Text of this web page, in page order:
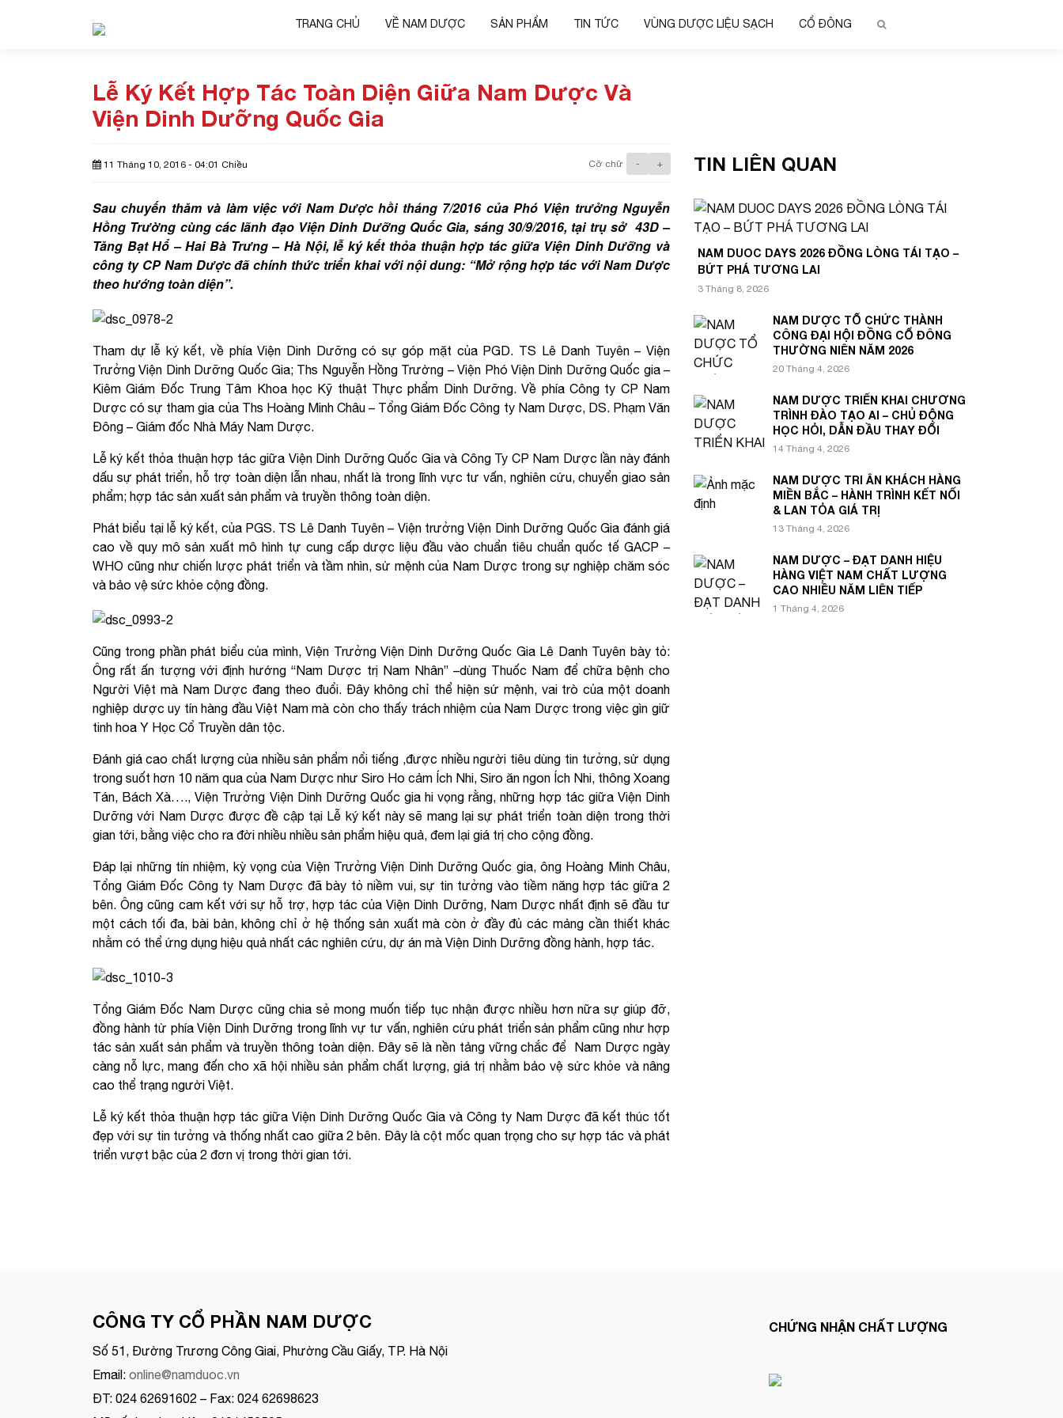
TRANG CHỦ VỀ NAM DƯỢC SẢN PHẨM TIN TỨC VÙNG DƯỢC LIỆU SẠCH CỔ ĐÔNG
Lễ Ký Kết Hợp Tác Toàn Diện Giữa Nam Dược Và
Viện Dinh Dưỡng Quốc Gia
11 Tháng 10, 2016 - 04:01 Chiều Cỡ chữ - +
Sau chuyến thăm và làm việc với Nam Dược hồi tháng 7/2016 của Phó Viện trưởng Nguyễn
Hồng Trường cùng các lãnh đạo Viện Dinh Dưỡng Quốc Gia, sáng 30/9/2016, tại trụ sở 43D –
Tăng Bạt Hổ – Hai Bà Trưng – Hà Nội, lễ ký kết thỏa thuận hợp tác giữa Viện Dinh Dưỡng và
công ty CP Nam Dược đã chính thức triển khai với nội dung: “Mở rộng hợp tác với Nam Dược
theo hướng toàn diện”.
Tham dự lễ ký kết, về phía Viện Dinh Dưỡng có sự góp mặt của PGD. TS Lê Danh Tuyên – Viện
Trưởng Viện Dinh Dưỡng Quốc Gia; Ths Nguyễn Hồng Trường – Viện Phó Viện Dinh Dưỡng Quốc gia –
Kiêm Giám Đốc Trung Tâm Khoa học Kỹ thuật Thực phẩm Dinh Dưỡng. Về phía Công ty CP Nam
Dược có sự tham gia của Ths Hoàng Minh Châu – Tổng Giám Đốc Công ty Nam Dược, DS. Phạm Văn
Đông – Giám đốc Nhà Máy Nam Dược.
Lễ ký kết thỏa thuận hợp tác giữa Viện Dinh Dưỡng Quốc Gia và Công Ty CP Nam Dược lần này đánh
dấu sự phát triển, hỗ trợ toàn diện lẫn nhau, nhất là trong lĩnh vực tư vấn, nghiên cứu, chuyển giao sản
phẩm; hợp tác sản xuất sản phẩm và truyền thông toàn diện.
Phát biểu tại lễ ký kết, của PGS. TS Lê Danh Tuyên – Viện trưởng Viện Dinh Dưỡng Quốc Gia đánh giá
cao về quy mô sản xuất mô hình tự cung cấp dược liệu đầu vào chuẩn tiêu chuẩn quốc tế GACP –
WHO cũng như chiến lược phát triển và tầm nhìn, sử mệnh của Nam Dược trong sự nghiệp chăm sóc
và bảo vệ sức khỏe cộng đồng.
Cũng trong phần phát biểu của mình, Viện Trưởng Viện Dinh Dưỡng Quốc Gia Lê Danh Tuyên bày tỏ:
Ông rất ấn tượng với định hướng “Nam Dược trị Nam Nhân” –dùng Thuốc Nam để chữa bệnh cho
Người Việt mà Nam Dược đang theo đuổi. Đây không chỉ thể hiện sứ mệnh, vai trò của một doanh
nghiệp dược uy tín hàng đầu Việt Nam mà còn cho thấy trách nhiệm của Nam Dược trong việc gìn giữ
tinh hoa Y Học Cổ Truyền dân tộc.
Đánh giá cao chất lượng của nhiều sản phẩm nổi tiếng ,được nhiều người tiêu dùng tin tưởng, sử dụng
trong suốt hơn 10 năm qua của Nam Dược như Siro Ho cảm Ích Nhi, Siro ăn ngon Ích Nhi, thông Xoang
Tán, Bách Xà…., Viện Trưởng Viện Dinh Dưỡng Quốc gia hi vọng rằng, những hợp tác giữa Viện Dinh
Dưỡng với Nam Dược được đề cập tại Lễ ký kết này sẽ mang lại sự phát triển toàn diện trong thời
gian tới, bằng việc cho ra đời nhiều nhiều sản phẩm hiệu quả, đem lại giá trị cho cộng đồng.
Đáp lại những tín nhiệm, kỳ vọng của Viện Trưởng Viện Dinh Dưỡng Quốc gia, ông Hoàng Minh Châu,
Tổng Giám Đốc Công ty Nam Dược đã bày tỏ niềm vui, sự tin tưởng vào tiềm năng hợp tác giữa 2
bên. Ông cũng cam kết với sự hỗ trợ, hợp tác của Viện Dinh Dưỡng, Nam Dược nhất định sẽ đầu tư
một cách tối đa, bài bản, không chỉ ở hệ thống sản xuất mà còn ở đầy đủ các mảng cần thiết khác
nhằm có thể ứng dụng hiệu quả nhất các nghiên cứu, dự án mà Viện Dinh Dưỡng đồng hành, hợp tác.
Tổng Giám Đốc Nam Dược cũng chia sẻ mong muốn tiếp tục nhận được nhiều hơn nữa sự giúp đỡ,
đồng hành từ phía Viện Dinh Dưỡng trong lĩnh vự tư vấn, nghiên cứu phát triển sản phẩm cũng như hợp
tác sản xuất sản phẩm và truyền thông toàn diện. Đây sẽ là nền tảng vững chắc để Nam Dược ngày
càng nỗ lực, mang đến cho xã hội nhiều sản phẩm chất lượng, giá trị nhằm bảo vệ sức khỏe và nâng
cao thể trạng người Việt.
Lễ ký kết thỏa thuận hợp tác giữa Viện Dinh Dưỡng Quốc Gia và Công ty Nam Dược đã kết thúc tốt
đẹp với sự tin tưởng và thống nhất cao giữa 2 bên. Đây là cột mốc quan trọng cho sự hợp tác và phát
triển vượt bậc của 2 đơn vị trong thời gian tới.
TIN LIÊN QUAN
NAM DUOC DAYS 2026 ĐỒNG LÒNG TÁI TẠO –
BỨT PHÁ TƯƠNG LAI
3 Tháng 8, 2026
NAM DƯỢC TỔ CHỨC THÀNH
CÔNG ĐẠI HỘI ĐỒNG CỔ ĐÔNG
THƯỜNG NIÊN NĂM 2026
20 Tháng 4, 2026
NAM DƯỢC TRIỂN KHAI CHƯƠNG
TRÌNH ĐÀO TẠO AI – CHỦ ĐỘNG
HỌC HỎI, DẪN ĐẦU THAY ĐỔI
14 Tháng 4, 2026
NAM DƯỢC TRI ÂN KHÁCH HÀNG
MIỀN BẮC – HÀNH TRÌNH KẾT NỐI
& LAN TỎA GIÁ TRỊ
13 Tháng 4, 2026
NAM DƯỢC – ĐẠT DANH HIỆU
HÀNG VIỆT NAM CHẤT LƯỢNG
CAO NHIỀU NĂM LIÊN TIẾP
1 Tháng 4, 2026
CÔNG TY CỔ PHẦN NAM DƯỢC
Số 51, Đường Trương Công Giai, Phường Cầu Giấy, TP. Hà Nội
Email: online@namduoc.vn
ĐT: 024 62691602 – Fax: 024 62698623
CHỨNG NHẬN CHẤT LƯỢNG